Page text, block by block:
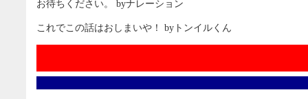
お待ちください。 byナレーション
これでこの話はおしまいや！ byトンイルくん